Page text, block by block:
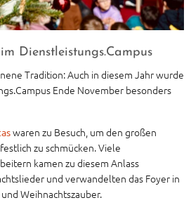
Dienstleistungs.Campus
Tradition: Auch in diesem Jahr wurde
Ende November besonders
waren zu Besuch, um den großen
zu schmücken. Viele
kamen zu diesem Anlass
und verwandelten das Foyer in
Weihnachtszauber.